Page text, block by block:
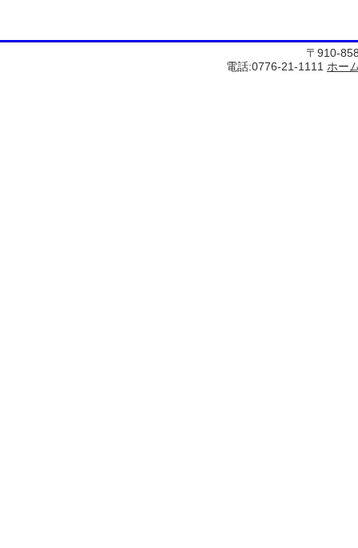
〒910-
電話:0776-21-1111 ホー